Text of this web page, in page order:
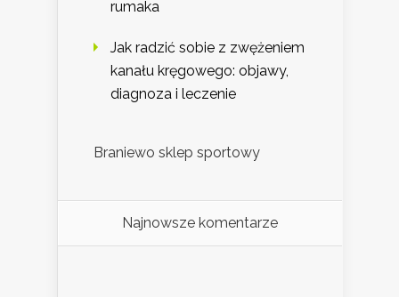
rumaka
Jak radzić sobie z zwężeniem
kanału kręgowego: objawy,
diagnoza i leczenie
Braniewo sklep sportowy
Najnowsze komentarze